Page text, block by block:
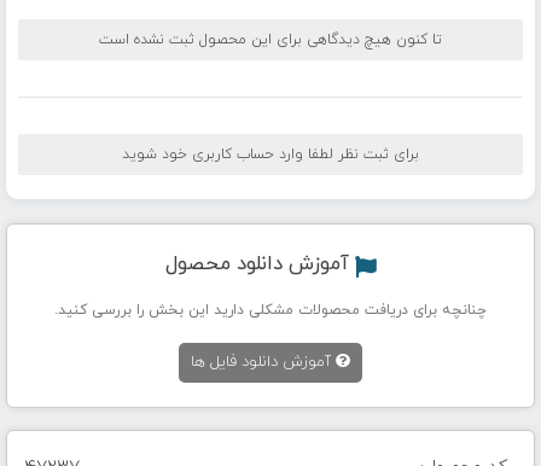
تا کنون هیچ دیدگاهی برای این محصول ثبت نشده است
برای ثبت نظر لطفا وارد حساب کاربری خود شوید
آموزش دانلود محصول
چنانچه برای دریافت محصولات مشکلی دارید این بخش را بررسی کنید.
آموزش دانلود فایل ها